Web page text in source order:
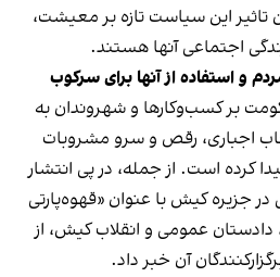
تاثیر این سیاست‌ تازه بر معیشت،
اجتماعی آنها هستند.
و استفاده از آنها برای سرکوب
بر کسب‌وکارها و شهروندان به
اجباری، رقص و سرو مشروبات
کرده است. از جمله، در پی انتشار
در جزیره کیش با عنوان «قهوه‌پارتی
دادستان عمومی و انقلاب کیش، از
آن خبر داد.